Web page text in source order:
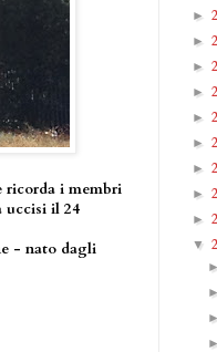
ricorda i membri
uccisi il 24
- nato dagli
►
►
►
►
►
►
►
►
►
▼